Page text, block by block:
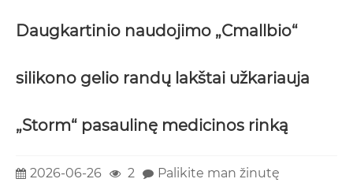
Daugkartinio naudojimo „Cmallbio“
silikono gelio randų lakštai užkariauja
„Storm“ pasaulinę medicinos rinką
2026-06-26 2
Palikite man žinutę